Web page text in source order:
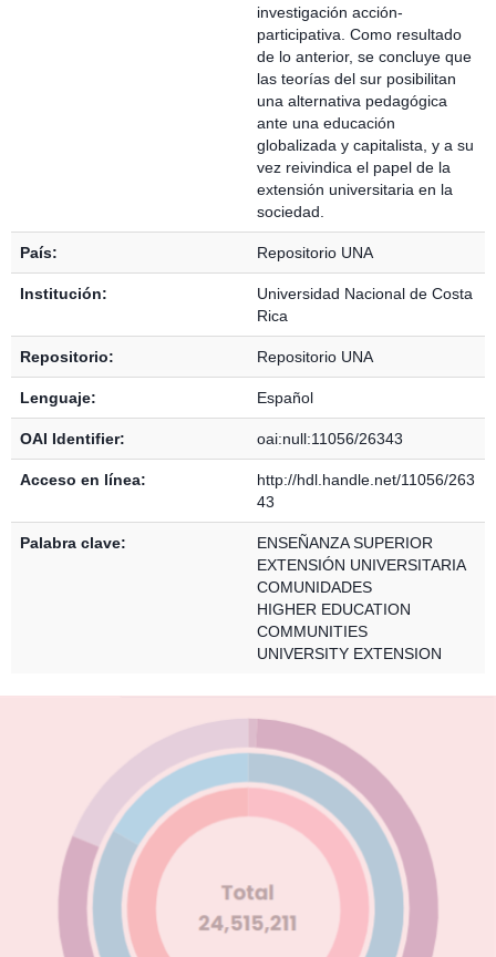
investigación acción-
participativa. Como resultado
de lo anterior, se concluye que
las teorías del sur posibilitan
una alternativa pedagógica
ante una educación
globalizada y capitalista, y a su
vez reivindica el papel de la
extensión universitaria en la
sociedad.
País: Repositorio UNA
Institución:
Universidad Nacional de Costa
Rica
Repositorio: Repositorio UNA
Lenguaje: Español
OAI Identifier: oai:null:11056/26343
Acceso en línea:
http://hdl.handle.net/11056/263
43
Palabra clave:
ENSEÑANZA SUPERIOR
EXTENSIÓN UNIVERSITARIA
COMUNIDADES
HIGHER EDUCATION
COMMUNITIES
UNIVERSITY EXTENSION